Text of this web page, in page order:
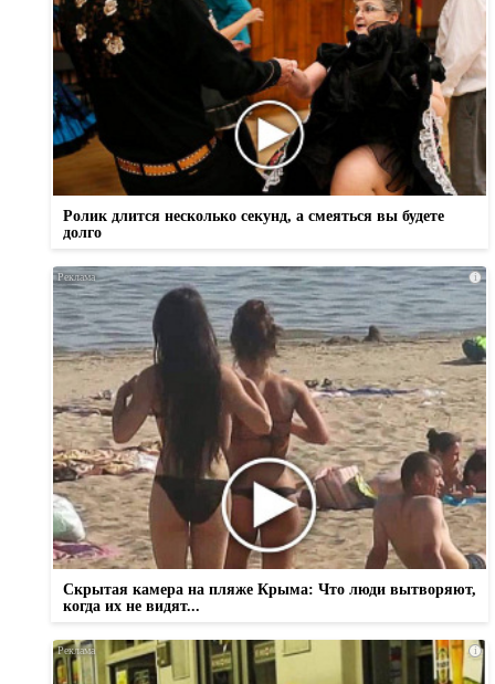
Ролик длится несколько секунд, а смеяться вы будете
долго
i
Скрытая камера на пляже Крыма: Что люди вытворяют,
когда их не видят...
i